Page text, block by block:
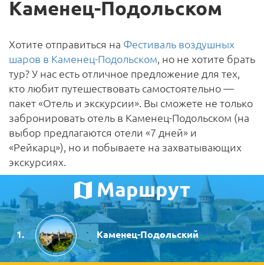
Каменец-Подольском
Хотите отправиться на Фестиваль воздушных
шаров в Каменец-Подольском, но не хотите брать
тур? У нас есть отличное предложение для тех,
кто любит путешествовать самостоятельно —
пакет «Отель и экскурсии». Вы сможете не только
забронировать отель в Каменец-Подольском (на
выбор предлагаются отели «7 дней» и
«Рейкарц»), но и побываете на захватывающих
экскурсиях.
Маршрут
Каменец-Подольский